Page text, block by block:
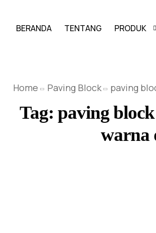
BERANDA TENTANG PRODUK
PAVING
GRASS
BUIS
Home Paving Block paving
Tag:paving
warna